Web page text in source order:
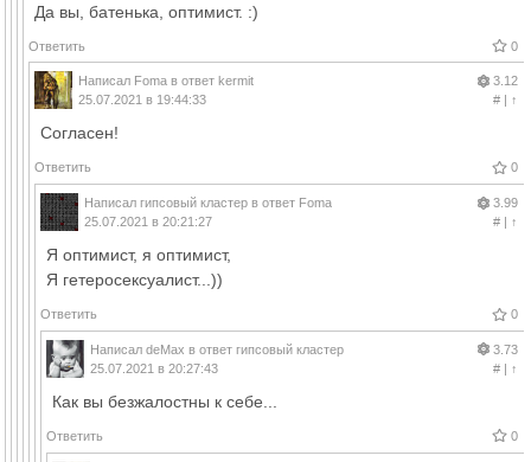
Да вы, батенька, оптимист. :)
Ответить 0
Написал Foma в ответ kermit
25.07.2021 в 19:44:33
3.12
#| ↑
Согласен!
Ответить 0
Написал гипсовый кластер в ответ Foma
25.07.2021 в 20:21:27
3.99
#| ↑
Я оптимист, я оптимист,
Я гетеросексуалист...))
Ответить 0
Написал deMax в ответ гипсовый кластер
25.07.2021 в 20:27:43
3.73
#| ↑
Как вы безжалостны к себе...
Ответить 0